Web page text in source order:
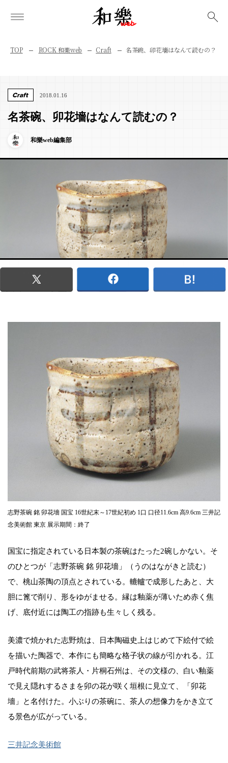
TOP ROCK 和樂web Craft 名茶碗、卯花墻はなんて読むの？
Craft 2018.01.16
名茶碗、卯花墻はなんて読むの？
和樂web編集部
志野茶碗 銘 卯花墻 国宝 16世紀末～17世紀初め 1口 口径11.6cm 高9.6cm 三井記
念美術館 東京 展示期間：終了
国宝に指定されている日本製の茶碗はたった2碗しかない。そ
のひとつが「志野茶碗 銘 卯花墻」（うのはながきと読む）
で、桃山茶陶の頂点とされている。轆轤で成形したあと、大
胆に篦で削り、形をゆがませる。縁は釉薬が薄いため赤く焦
げ、底付近には陶工の指跡も生々しく残る。
美濃で焼かれた志野焼は、日本陶磁史上はじめて下絵付で絵
を描いた陶器で、本作にも簡略な格子状の線が引かれる。江
戸時代前期の武将茶人・片桐石州は、その文様の、白い釉薬
で見え隠れするさまを卯の花が咲く垣根に見立て、「卯花
墻」と名付けた。小ぶりの茶碗に、茶人の想像力をかき立て
る景色が広がっている。
三井記念美術館